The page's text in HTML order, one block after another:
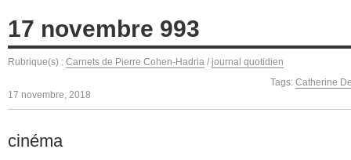
17 novembre 993
Rubrique(s) : Carnets de Pierre Cohen-Hadria / journal quotidien
Tags: Catherine
17 novembre, 2018
cinéma